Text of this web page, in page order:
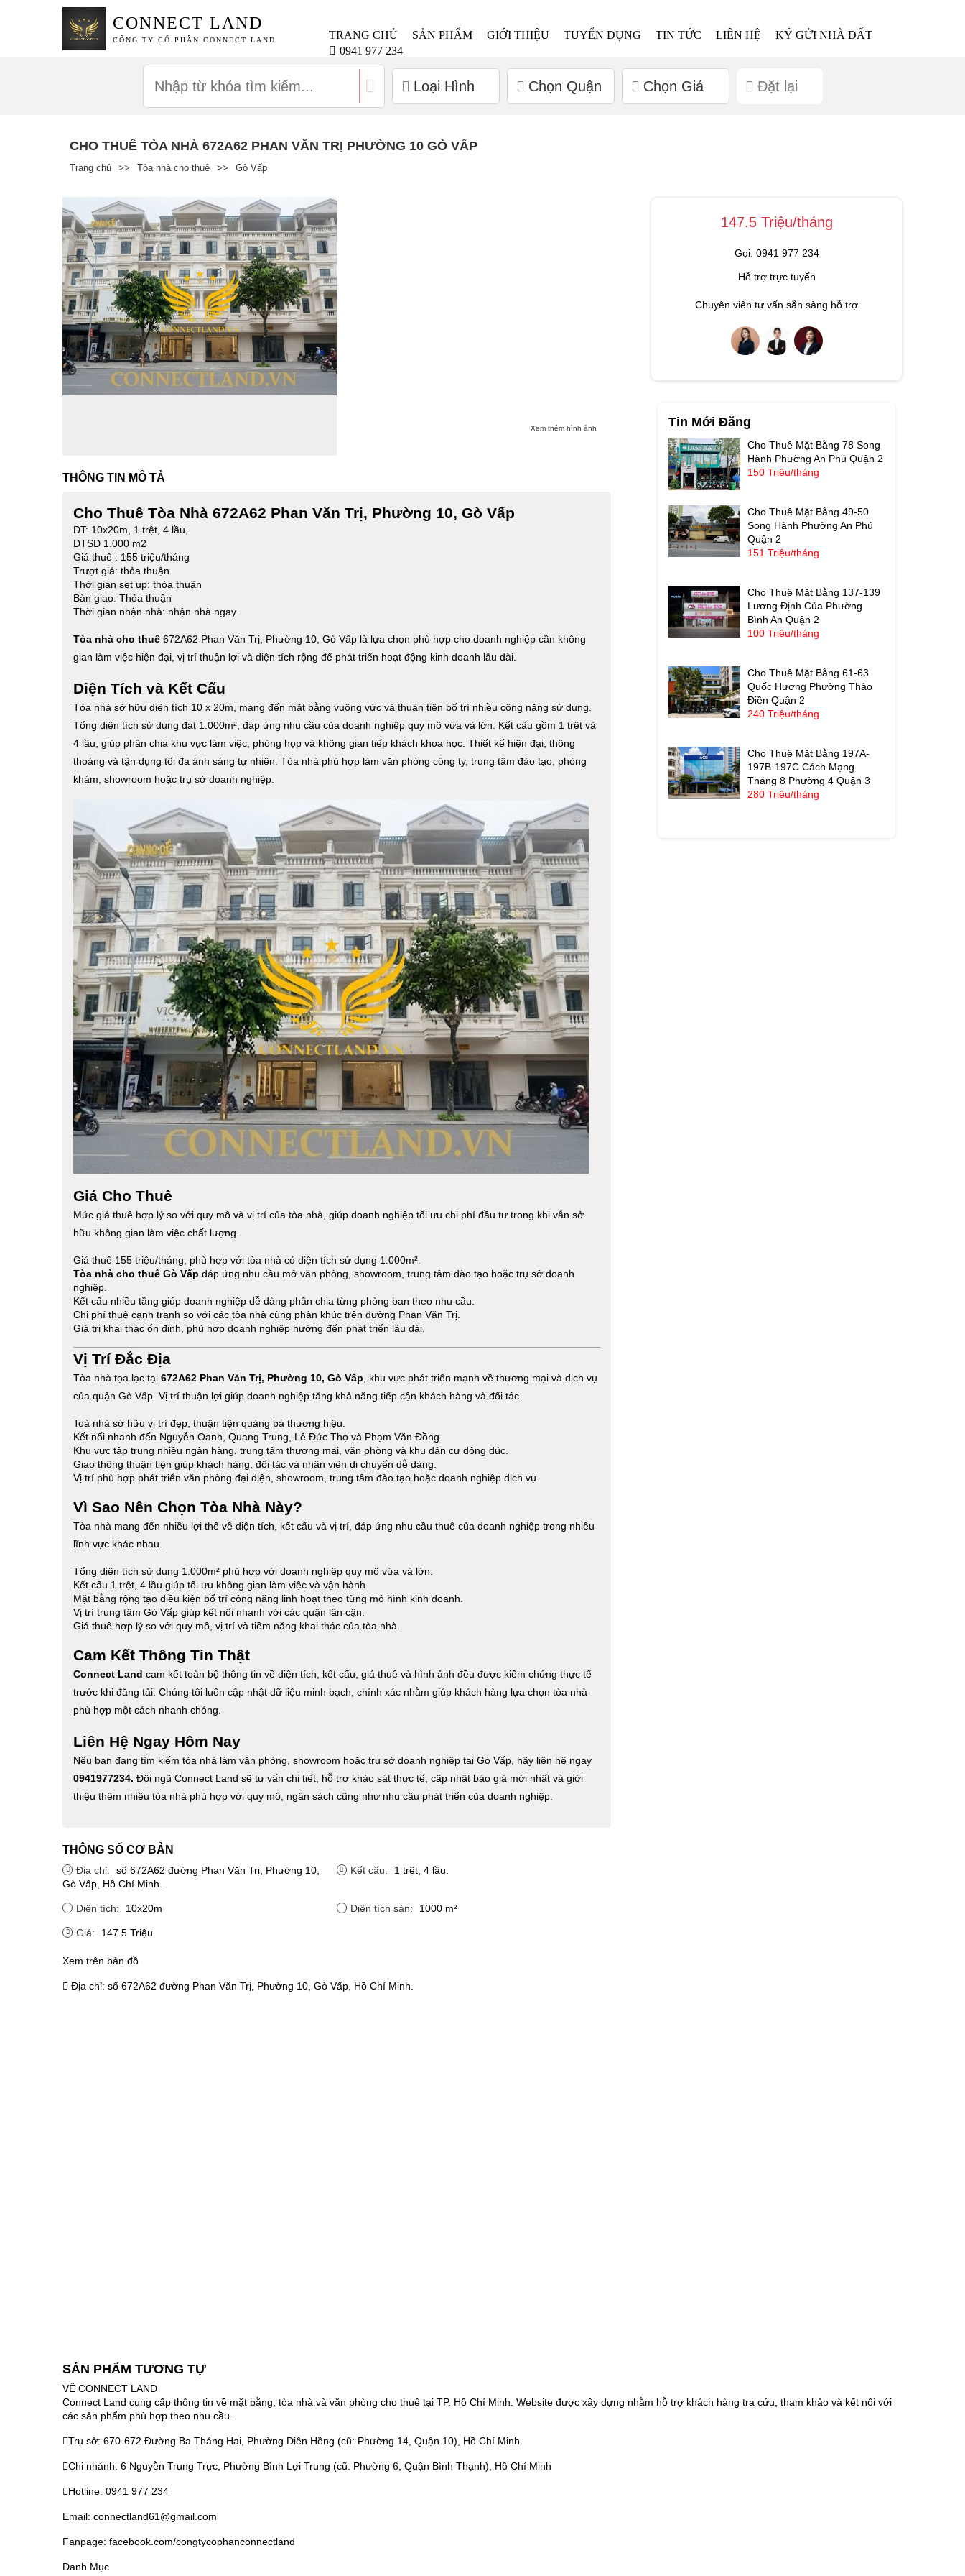
CONNECT LAND
CÔNG TY CỔ PHẦN CONNECT LAND TRANG CHỦ SẢN PHẨM GIỚI THIỆU TUYỂN DỤNG TIN TỨC LIÊN HỆ
KÝ GỬI NHÀ ĐẤT
0941 977 234
Loại Hình Chọn Quận Chọn Giá Đặt lại
CHO THUÊ TÒA NHÀ 672A62 PHAN VĂN TRỊ PHƯỜNG 10 GÒ VẤP
Trang chủ >> Tòa nhà cho thuê >> Gò Vấp
Xem thêm hình ảnh
THÔNG TIN MÔ TẢ
Cho Thuê Tòa Nhà 672A62 Phan Văn Trị, Phường 10, Gò Vấp
DT: 10x20m, 1 trệt, 4 lầu,
DTSD 1.000 m2
Giá thuê : 155 triệu/tháng
Trượt giá: thỏa thuận
Thời gian set up: thỏa thuận
Bàn giao: Thỏa thuận
Thời gian nhận nhà: nhận nhà ngay
Tòa nhà cho thuê 672A62 Phan Văn Trị, Phường 10, Gò Vấp là lựa chọn phù hợp cho doanh nghiệp cần không
gian làm việc hiện đại, vị trí thuận lợi và diện tích rộng để phát triển hoạt động kinh doanh lâu dài.
Diện Tích và Kết Cấu
Tòa nhà sở hữu diện tích 10 x 20m, mang đến mặt bằng vuông vức và thuận tiện bố trí nhiều công năng sử dụng.
Tổng diện tích sử dụng đạt 1.000m², đáp ứng nhu cầu của doanh nghiệp quy mô vừa và lớn. Kết cấu gồm 1 trệt và
4 lầu, giúp phân chia khu vực làm việc, phòng họp và không gian tiếp khách khoa học. Thiết kế hiện đại, thông
thoáng và tận dụng tối đa ánh sáng tự nhiên. Tòa nhà phù hợp làm văn phòng công ty, trung tâm đào tạo, phòng
khám, showroom hoặc trụ sở doanh nghiệp.
Giá Cho Thuê
Mức giá thuê hợp lý so với quy mô và vị trí của tòa nhà, giúp doanh nghiệp tối ưu chi phí đầu tư trong khi vẫn sở
hữu không gian làm việc chất lượng.
Giá thuê 155 triệu/tháng, phù hợp với tòa nhà có diện tích sử dụng 1.000m².
Tòa nhà cho thuê Gò Vấp đáp ứng nhu cầu mở văn phòng, showroom, trung tâm đào tạo hoặc trụ sở doanh
nghiệp.
Kết cấu nhiều tầng giúp doanh nghiệp dễ dàng phân chia từng phòng ban theo nhu cầu.
Chi phí thuê cạnh tranh so với các tòa nhà cùng phân khúc trên đường Phan Văn Trị.
Giá trị khai thác ổn định, phù hợp doanh nghiệp hướng đến phát triển lâu dài.
Vị Trí Đắc Địa
Tòa nhà tọa lạc tại 672A62 Phan Văn Trị, Phường 10, Gò Vấp , khu vực phát triển mạnh về thương mại và dịch vụ
của quận Gò Vấp. Vị trí thuận lợi giúp doanh nghiệp tăng khả năng tiếp cận khách hàng và đối tác.
Toà nhà sở hữu vị trí đẹp, thuận tiện quảng bá thương hiệu.
Kết nối nhanh đến Nguyễn Oanh, Quang Trung, Lê Đức Thọ và Phạm Văn Đồng.
Khu vực tập trung nhiều ngân hàng, trung tâm thương mại, văn phòng và khu dân cư đông đúc.
Giao thông thuận tiện giúp khách hàng, đối tác và nhân viên di chuyển dễ dàng.
Vị trí phù hợp phát triển văn phòng đại diện, showroom, trung tâm đào tạo hoặc doanh nghiệp dịch vụ.
Vì Sao Nên Chọn Tòa Nhà Này?
Tòa nhà mang đến nhiều lợi thế về diện tích, kết cấu và vị trí, đáp ứng nhu cầu thuê của doanh nghiệp trong nhiều
lĩnh vực khác nhau.
Tổng diện tích sử dụng 1.000m² phù hợp với doanh nghiệp quy mô vừa và lớn.
Kết cấu 1 trệt, 4 lầu giúp tối ưu không gian làm việc và vận hành.
Mặt bằng rộng tạo điều kiện bố trí công năng linh hoạt theo từng mô hình kinh doanh.
Vị trí trung tâm Gò Vấp giúp kết nối nhanh với các quận lân cận.
Giá thuê hợp lý so với quy mô, vị trí và tiềm năng khai thác của tòa nhà.
Cam Kết Thông Tin Thật
Connect Land cam kết toàn bộ thông tin về diện tích, kết cấu, giá thuê và hình ảnh đều được kiểm chứng thực tế
trước khi đăng tải. Chúng tôi luôn cập nhật dữ liệu minh bạch, chính xác nhằm giúp khách hàng lựa chọn tòa nhà
phù hợp một cách nhanh chóng.
Liên Hệ Ngay Hôm Nay
Nếu bạn đang tìm kiếm tòa nhà làm văn phòng, showroom hoặc trụ sở doanh nghiệp tại Gò Vấp, hãy liên hệ ngay
0941977234. Đội ngũ Connect Land sẽ tư vấn chi tiết, hỗ trợ khảo sát thực tế, cập nhật báo giá mới nhất và giới
thiệu thêm nhiều tòa nhà phù hợp với quy mô, ngân sách cũng như nhu cầu phát triển của doanh nghiệp.
THÔNG SỐ CƠ BẢN
Địa chỉ:
số 672A62 đường Phan Văn Trị, Phường 10,
Gò Vấp, Hồ Chí Minh.
Kết cấu: 1 trệt, 4 lầu.
Diện tích: 10x20m Diện tích sàn: 1000 m²
Giá: 147.5 Triệu
Xem trên bản đồ
Địa chỉ: số 672A62 đường Phan Văn Trị, Phường 10, Gò Vấp, Hồ Chí Minh.
147.5 Triệu/tháng
Gọi: 0941 977 234
Hỗ trợ trực tuyến
Chuyên viên tư vấn sẵn sàng hỗ trợ
Tin Mới Đăng
Cho Thuê Mặt Bằng 78 Song
Hành Phường An Phú Quận 2
150 Triệu/tháng
Cho Thuê Mặt Bằng 49-50
Song Hành Phường An Phú
Quận 2
151 Triệu/tháng
Cho Thuê Mặt Bằng 137-139
Lương Định Của Phường
Bình An Quận 2
100 Triệu/tháng
Cho Thuê Mặt Bằng 61-63
Quốc Hương Phường Thảo
Điền Quận 2
240 Triệu/tháng
Cho Thuê Mặt Bằng 197A-
197B-197C Cách Mạng
Tháng 8 Phường 4 Quận 3
280 Triệu/tháng
SẢN PHẨM TƯƠNG TỰ
VỀ CONNECT LAND
Connect Land cung cấp thông tin về mặt bằng, tòa nhà và văn phòng cho thuê tại TP. Hồ Chí Minh. Website được xây dựng nhằm hỗ trợ khách hàng tra cứu, tham khảo và kết nối với
các sản phẩm phù hợp theo nhu cầu.
Trụ sở: 670-672 Đường Ba Tháng Hai, Phường Diên Hồng (cũ: Phường 14, Quận 10), Hồ Chí Minh
Chi nhánh: 6 Nguyễn Trung Trực, Phường Bình Lợi Trung (cũ: Phường 6, Quận Bình Thạnh), Hồ Chí Minh
Hotline: 0941 977 234
Email: connectland61@gmail.com
Fanpage: facebook.com/congtycophanconnectland
Danh Mục